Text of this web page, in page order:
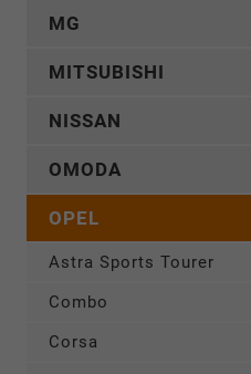
MG
MITSUBISHI
NISSAN
OMODA
OPEL
Astra Sports Tourer
Combo
Corsa